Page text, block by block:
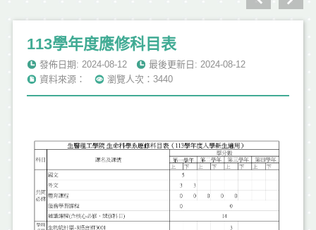
113學年度應修科目表
發佈日期: 2024-08-12
最後更新日: 2024-08-12
資料來源：
瀏覽人次：3440